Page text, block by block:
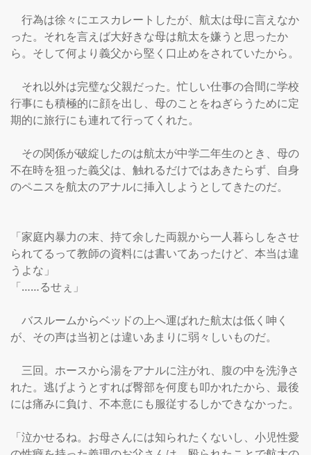
行為は徐々にエスカレートしたが、航太は母に言えなか
った。それを言えば大好きな母は航太を嫌うと思ったか
ら。そして何より義父から堅く口止めをされていたから。
それ以外は完璧な父親だった。忙しい仕事の合間に学校
行事にも積極的に顔を出し、母のことをねぎらうために定
期的に旅行にも連れて行ってくれた。
その関係が破綻したのは航太が中学二年生のとき、母の
不在時を狙った義父は、触れるだけではあきたらず、自身
のペニスを航太のアナルに挿入しようとしてきたのだ。
「家庭内暴力の末、持て余した両親から一人暮らしをさせ
られてるって教師の資料には書いてあったけど、本当は違
うよな」
「……るせぇ」
バスルームからベッドの上へ運ばれた航太は低く呻く
が、その声は当初とは違いあまりに弱々しいものだ。
三回。ホースから湯をアナルに注がれ、腹の中を洗浄さ
れた。逃げようとすれば臀部を何度も叩かれたから、最後
には痛みに負け、不本意にも服従するしかできなかった。
「泣かせるね。お母さんには知られたくないし、小児性愛